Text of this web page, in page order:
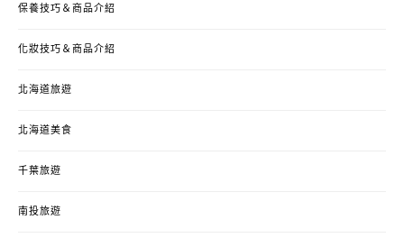
保養技巧＆商品介紹
化妝技巧＆商品介紹
北海道旅遊
北海道美食
千葉旅遊
南投旅遊